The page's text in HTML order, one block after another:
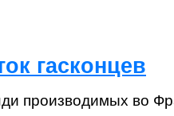
гасконцев
производимых во